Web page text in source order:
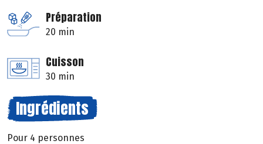
Préparation
20 min
Cuisson
30 min
Ingrédients
Pour 4 personnes